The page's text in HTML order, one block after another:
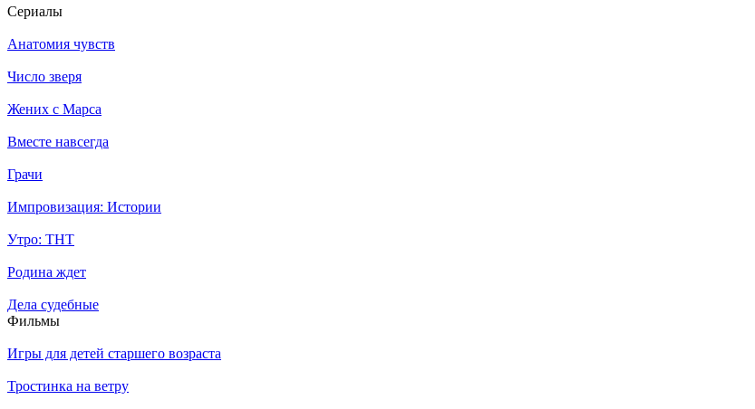
Се­риа­лы
Анатомия чувств
Число зверя
Жених с Марса
Вместе навсегда
Грачи
Импровизация: Истории
Утро: ТНТ
Родина ждет
Дела судебные
Филь­мы
Игры для детей старшего возраста
Тростинка на ветру